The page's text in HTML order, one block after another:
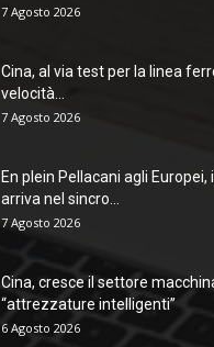
7 Agosto 2026
Cina, al via test per la linea
velocità...
7 Agosto 2026
En plein Pellacani agli Europei,
arriva nel sincro...
7 Agosto 2026
Cina, cresce il settore
“attrezzature intelligenti”
6 Agosto 2026